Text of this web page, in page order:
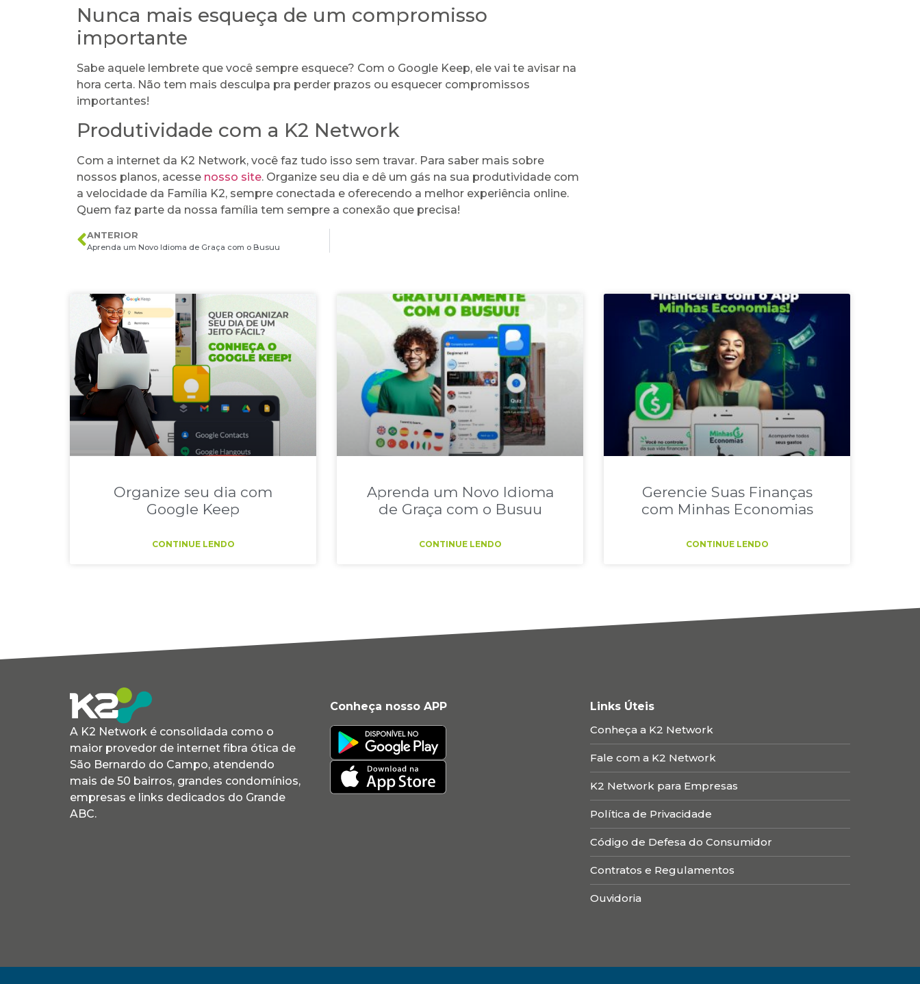
Nunca mais esqueça de um compromisso
importante
Sabe aquele lembrete que você sempre esquece? Com o Google Keep, ele vai te avisar na
hora certa. Não tem mais desculpa pra perder prazos ou esquecer compromissos
importantes!
Produtividade com a K2 Network
Com a internet da K2 Network, você faz tudo isso sem travar. Para saber mais sobre
nossos planos, acesse nosso site. Organize seu dia e dê um gás na sua produtividade com
a velocidade da Família K2, sempre conectada e oferecendo a melhor experiência online.
Quem faz parte da nossa família tem sempre a conexão que precisa!
ANTERIOR
Aprenda um Novo Idioma de Graça com o Busuu
Organize seu dia com
Google Keep
CONTINUE LENDO
Aprenda um Novo Idioma
de Graça com o Busuu
CONTINUE LENDO
Gerencie Suas Finanças
com Minhas Economias
CONTINUE LENDO
A K2 Network é consolidada como o
maior provedor de internet fibra ótica de
São Bernardo do Campo, atendendo
mais de 50 bairros, grandes condomínios,
empresas e links dedicados do Grande
ABC.
Conheça nosso APP
Links Úteis
Conheça a K2 Network
Fale com a K2 Network
K2 Network para Empresas
Política de Privacidade
Código de Defesa do Consumidor
Contratos e Regulamentos
Ouvidoria